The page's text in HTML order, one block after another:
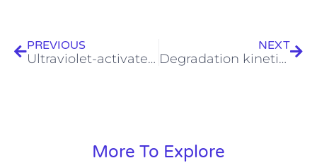
PREVIOUS
Ultraviolet-activated persulfate oxidation of methyl orange: A comparison between artificial neural networks and factorial design for process modelling
NEXT
Degradation kinetics and mechanism of β-lactam antibiotics by the activation of H2O2 and Na2S2O8 under UV-254 nm irradiation
More To Explore